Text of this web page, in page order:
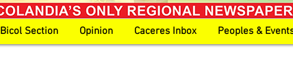
Bicol Section Opinion Caceres Inbox Peoples &